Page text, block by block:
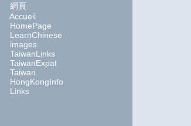
網頁
Accueil
HomePage
LearnChinese
images
TaiwanLinks
TaiwanExpat
Taiwan
HongKongInfo
Links